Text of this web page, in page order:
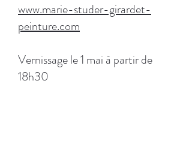
www.marie-studer-girardet-
peinture.com
Vernissage le 1 mai à partir de
18h30